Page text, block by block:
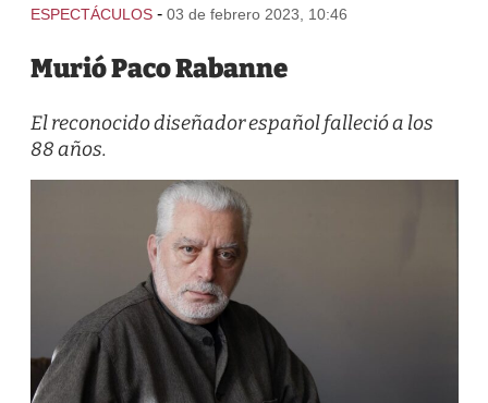
ESPECTÁCULOS - 03 de febrero 2023, 10:46
Murió Paco Rabanne
El reconocido diseñador español falleció a los
88 años.